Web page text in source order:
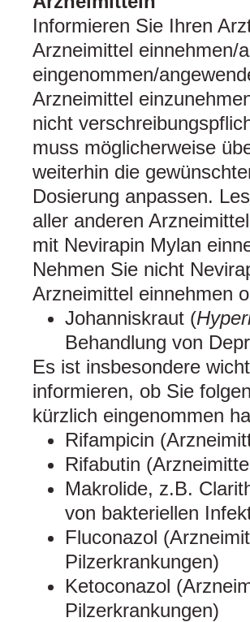
Informieren Sie Ihren
Arzneimittel einnehmen/
eingenommen/
Arzneimittel
nicht
muss möglicherweise
weiterhin die
Dosierung anpassen.
aller anderen
mit Nevirapin Mylan
Nehmen Sie nicht
Arzneimittel einnehmen
Johanniskraut (
Behandlung von
Es ist insbesondere
informieren, ob Sie
kürzlich eingenommen
Rifampicin
Rifabutin
Makrolide, z.B.
von bakteriellen
Fluconazol
Pilzerkrankungen)
Ketoconazol
Pilzerkrankungen)